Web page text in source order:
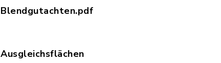
Blendgutachten.pdf
Ausgleichsflächen